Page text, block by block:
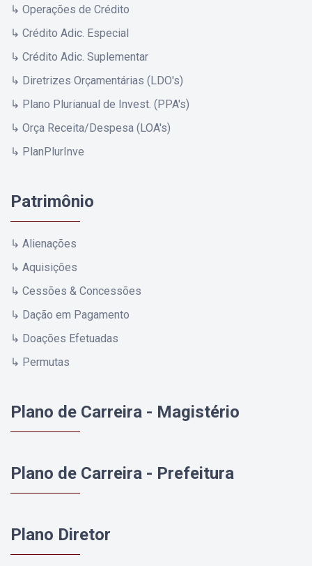
↳ Operações de Crédito
↳ Crédito Adic. Especial
↳ Crédito Adic. Suplementar
↳ Diretrizes Orçamentárias (LDO's)
↳ Plano Plurianual de Invest. (PPA's)
↳ Orça Receita/Despesa (LOA's)
↳ PlanPlurInve
Patrimônio
↳ Alienações
↳ Aquisições
↳ Cessões & Concessões
↳ Dação em Pagamento
↳ Doações Efetuadas
↳ Permutas
Plano de Carreira - Magistério
Plano de Carreira - Prefeitura
Plano Diretor